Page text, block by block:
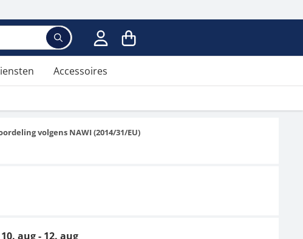
Accessoires
volgens NAWI (2014/31/EU)
10. aug - 12. aug